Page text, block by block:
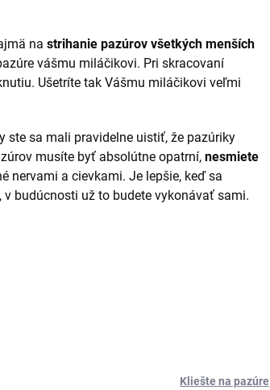
na strihanie pazúrov všetkých menších
vášmu miláčikovi. Pri skracovaní
Ušetríte tak Vášmu miláčikovi veľmi
ste sa mali pravidelne uistiť, že pazúriky
musíte byť absolútne opatrní, nesmiete
nervami a cievkami. Je lepšie, keď sa
budúcnosti už to budete vykonávať sami.
Kliešte na pazúre